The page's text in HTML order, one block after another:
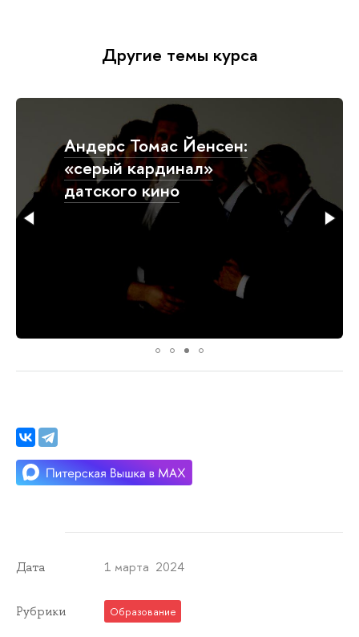
Другие темы курса
От Догмы-95 к
документалистике:
дихотомия правды и
вымысла
Дата 1 марта 2024
Рубрики Образование